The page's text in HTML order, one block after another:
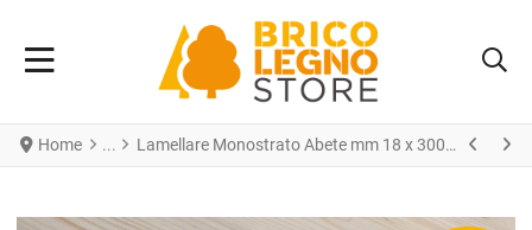
Home Lamellare Monostrato Abete mm 18 x 300 x 2000